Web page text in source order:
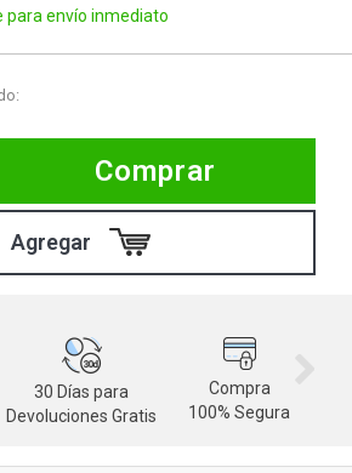
para envío inmediato
Comprar
30 Días para
Devoluciones Gratis
Compra
100% Segura